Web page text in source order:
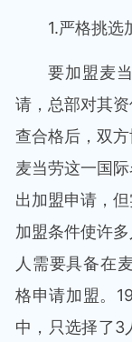
1.严格挑选
要加盟麦
请，总部对其
查合格后，双
麦当劳这一国
出加盟申请，
加盟条件使许
人需要具备在
格申请加盟。
中，只选择了3